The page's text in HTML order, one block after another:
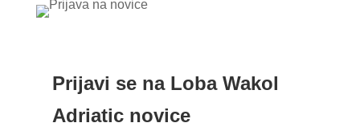
Prijavi se na Loba Wakol
Adriatic novice